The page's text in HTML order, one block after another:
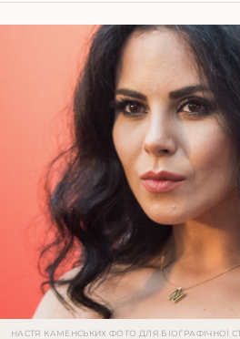
НАСТЯ КАМЕНСЬКИХ ФОТО ДЛЯ БІОГРАФІЧНОЇ